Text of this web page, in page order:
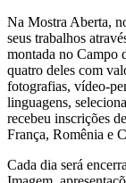
Na Mostra Aberta,
seus trabalhos
montada no Campo
quatro deles com
fotografias, vídeo-
linguagens,
recebeu inscrições
França, Romênia e
Cada dia será